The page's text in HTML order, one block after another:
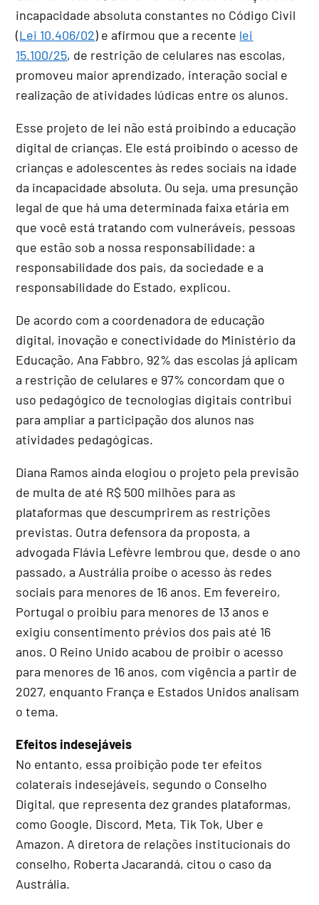
incapacidade absoluta constantes no Código Civil
(Lei 10.406/02) e afirmou que a recente lei
15.100/25, de restrição de celulares nas escolas,
promoveu maior aprendizado, interação social e
realização de atividades lúdicas entre os alunos.
Esse projeto de lei não está proibindo a educação
digital de crianças. Ele está proibindo o acesso de
crianças e adolescentes às redes sociais na idade
da incapacidade absoluta. Ou seja, uma presunção
legal de que há uma determinada faixa etária em
que você está tratando com vulneráveis, pessoas
que estão sob a nossa responsabilidade: a
responsabilidade dos pais, da sociedade e a
responsabilidade do Estado, explicou.
De acordo com a coordenadora de educação
digital, inovação e conectividade do Ministério da
Educação, Ana Fabbro, 92% das escolas já aplicam
a restrição de celulares e 97% concordam que o
uso pedagógico de tecnologias digitais contribui
para ampliar a participação dos alunos nas
atividades pedagógicas.
Diana Ramos ainda elogiou o projeto pela previsão
de multa de até R$ 500 milhões para as
plataformas que descumprirem as restrições
previstas. Outra defensora da proposta, a
advogada Flávia Lefèvre lembrou que, desde o ano
passado, a Austrália proíbe o acesso às redes
sociais para menores de 16 anos. Em fevereiro,
Portugal o proibiu para menores de 13 anos e
exigiu consentimento prévios dos pais até 16
anos. O Reino Unido acabou de proibir o acesso
para menores de 16 anos, com vigência a partir de
2027, enquanto França e Estados Unidos analisam
o tema.
Efeitos indesejáveis
No entanto, essa proibição pode ter efeitos
colaterais indesejáveis, segundo o Conselho
Digital, que representa dez grandes plataformas,
como Google, Discord, Meta, Tik Tok, Uber e
Amazon. A diretora de relações institucionais do
conselho, Roberta Jacarandá, citou o caso da
Austrália.